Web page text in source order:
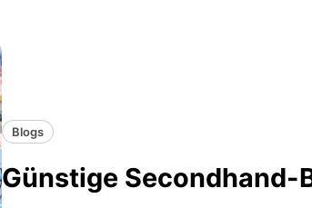
Blogs
Günstige Secondhand-